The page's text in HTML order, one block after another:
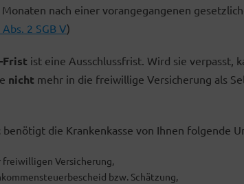
nach einer vorangegangenen
Abs. 2 SGB V)
Fristist eine Ausschlussfrist. Wird sie verpasst,
nichtmehr in die freiwillige Versicherung als
benötigt die Krankenkasse von Ihnen folgende
freiwilligen Versicherung,
bzw. Schätzung,